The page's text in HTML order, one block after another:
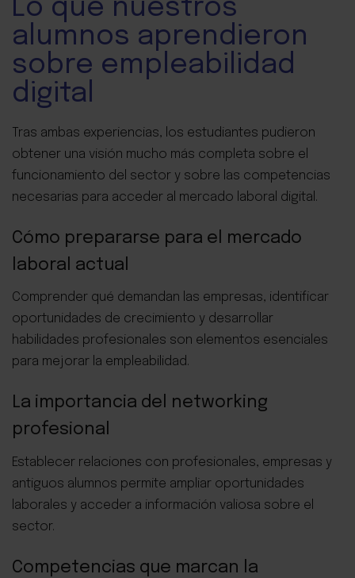
Lo que nuestros
alumnos aprendieron
sobre empleabilidad
digital
Tras ambas experiencias, los estudiantes pudieron
obtener una visión mucho más completa sobre el
funcionamiento del sector y sobre las competencias
necesarias para acceder al mercado laboral digital.
Cómo prepararse para el mercado
laboral actual
Comprender qué demandan las empresas, identificar
oportunidades de crecimiento y desarrollar
habilidades profesionales son elementos esenciales
para mejorar la empleabilidad.
La importancia del networking
profesional
Establecer relaciones con profesionales, empresas y
antiguos alumnos permite ampliar oportunidades
laborales y acceder a información valiosa sobre el
sector.
Competencias que marcan la